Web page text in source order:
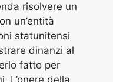
risolvere un
un’entità
statunitensi
dinanzi al
fatto per
L’onere della